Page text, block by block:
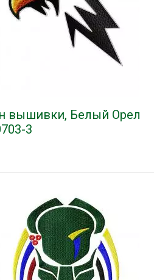
вышивки, Белый Орел
3